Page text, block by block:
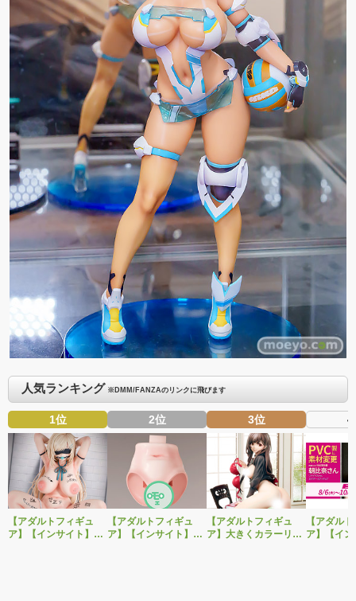
人気ランキング ※DMM/FANZAのリンクに飛びます
1位
【アダルトフィギュ
ア】【インサイト】肉
2位
【アダルトフィギュ
ア】【インサイト】ベ
3位
【アダルトフィギュ
ア】大きくカラーリン
4
【アダル
ア】【イ